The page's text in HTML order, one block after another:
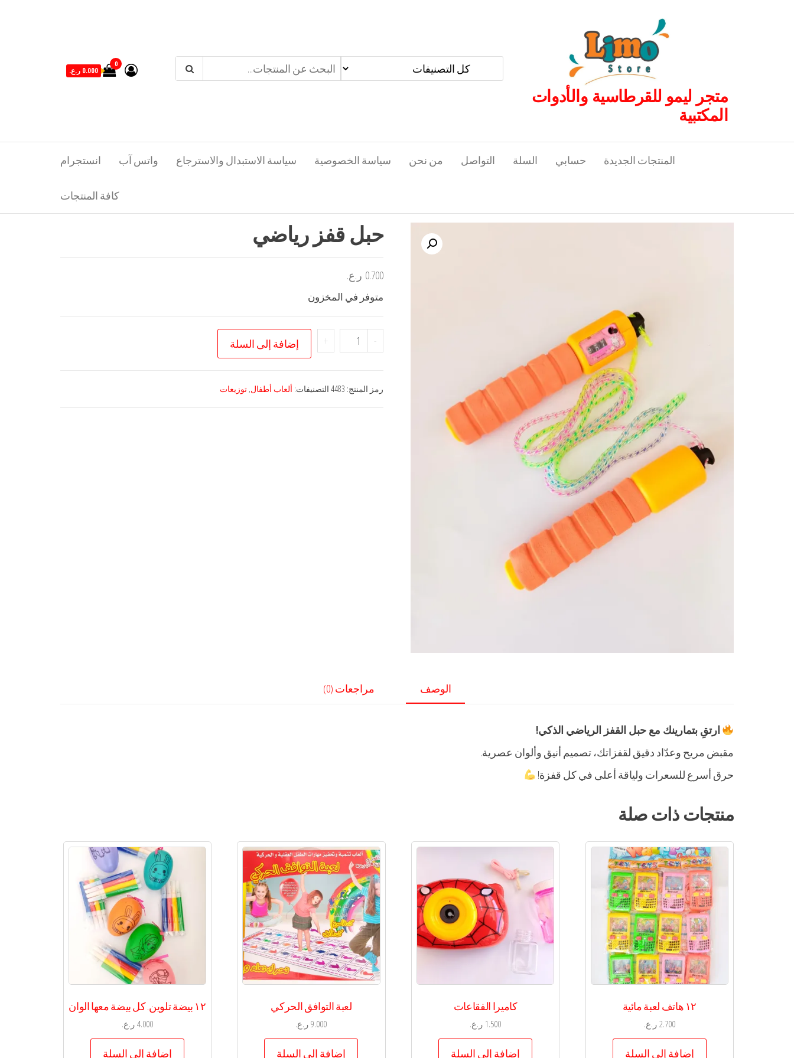
متجر ليمو للقرطاسية والأدوات
المكتبية
0
0.000 ر.ع.
انستجرام واتس آب سياسة الاستبدال والاسترجاع سياسة الخصوصية من نحن التواصل السلة حسابي المنتجات الجديدة
كافة المنتجات
حبل قفز رياضي
0.700 ر.ع.
متوفر في المخزون
-
كمية
حبل
رياضي
+ إضافة إلى السلة
رمز المنتج: 4483 التصنيفات: ألعاب أطفال, توزيعات
الوصف مراجعات (0)
ارتقِ بتمارينك مع حبل القفز الرياضي الذكي!
مقبض مريح وعدّاد دقيق لقفزاتك، تصميم أنيق وألوان عصرية.
حرق أسرع للسعرات ولياقة أعلى في كل قفزة!
منتجات ذات صلة
١٢ هاتف لعبة مائية
2.700ر.ع.
إضافة إلى السلة
كاميرا الفقاعات
1.500 ر.ع.
إضافة إلى السلة
لعبة التوافق الحركي
9.000 ر.ع.
إضافة إلى السلة
١٢ بيضة تلوين. كل بيضة معها الوان
4.000 ر.ع.
إضافة إلى السلة